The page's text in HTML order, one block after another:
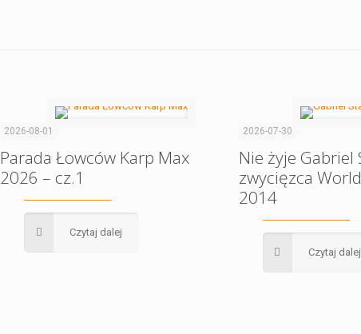
2026-08-01
Parada Łowców Karp Max
2026 – cz.1
Czytaj dalej
2026-07-30
Nie żyje Gabriel
zwycięzca
2014
Czytaj dalej